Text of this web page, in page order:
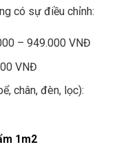
có sự điều chỉnh:
– 949.000 VNĐ
VNĐ
chân, đèn, lọc):
1m2